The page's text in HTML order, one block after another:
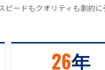
ピードもクオリティも劇的に
26年